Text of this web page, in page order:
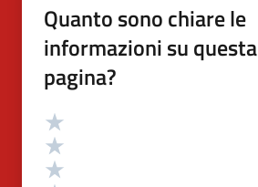
Quanto sono chiare le
informazioni su questa
pagina?
Valutazione